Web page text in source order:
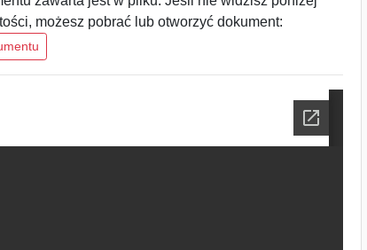
możesz pobrać lub otworzyć dokument: